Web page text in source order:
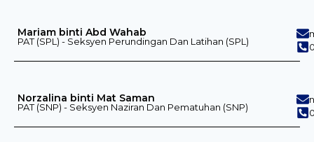
Mariam binti Abd Wahab
PAT (SPL) - Seksyen Perundingan Dan Latihan (SPL)
Norzalina binti Mat Saman
PAT (SNP) - Seksyen Naziran Dan Pematuhan (SNP)